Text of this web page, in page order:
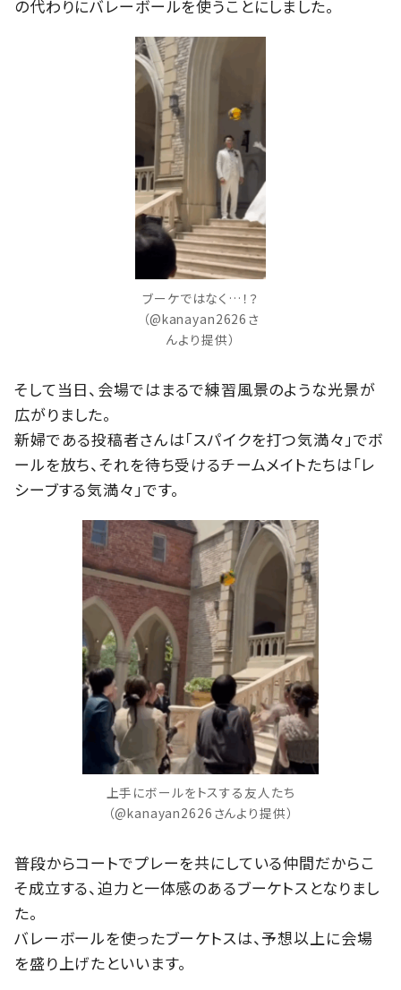
の代わりにバレーボールを使うことにしました。
ブーケではなく…！？
（@kanayan2626さ
んより提供）
そして当日、会場ではまるで練習風景のような光景が
広がりました。
新婦である投稿者さんは「スパイクを打つ気満々」でボ
ールを放ち、それを待ち受けるチームメイトたちは「レ
シーブする気満々」です。
上手にボールをトスする友人たち
（@kanayan2626さんより提供）
普段からコートでプレーを共にしている仲間だからこ
そ成立する、迫力と一体感のあるブーケトスとなりまし
た。
バレーボールを使ったブーケトスは、予想以上に会場
を盛り上げたといいます。